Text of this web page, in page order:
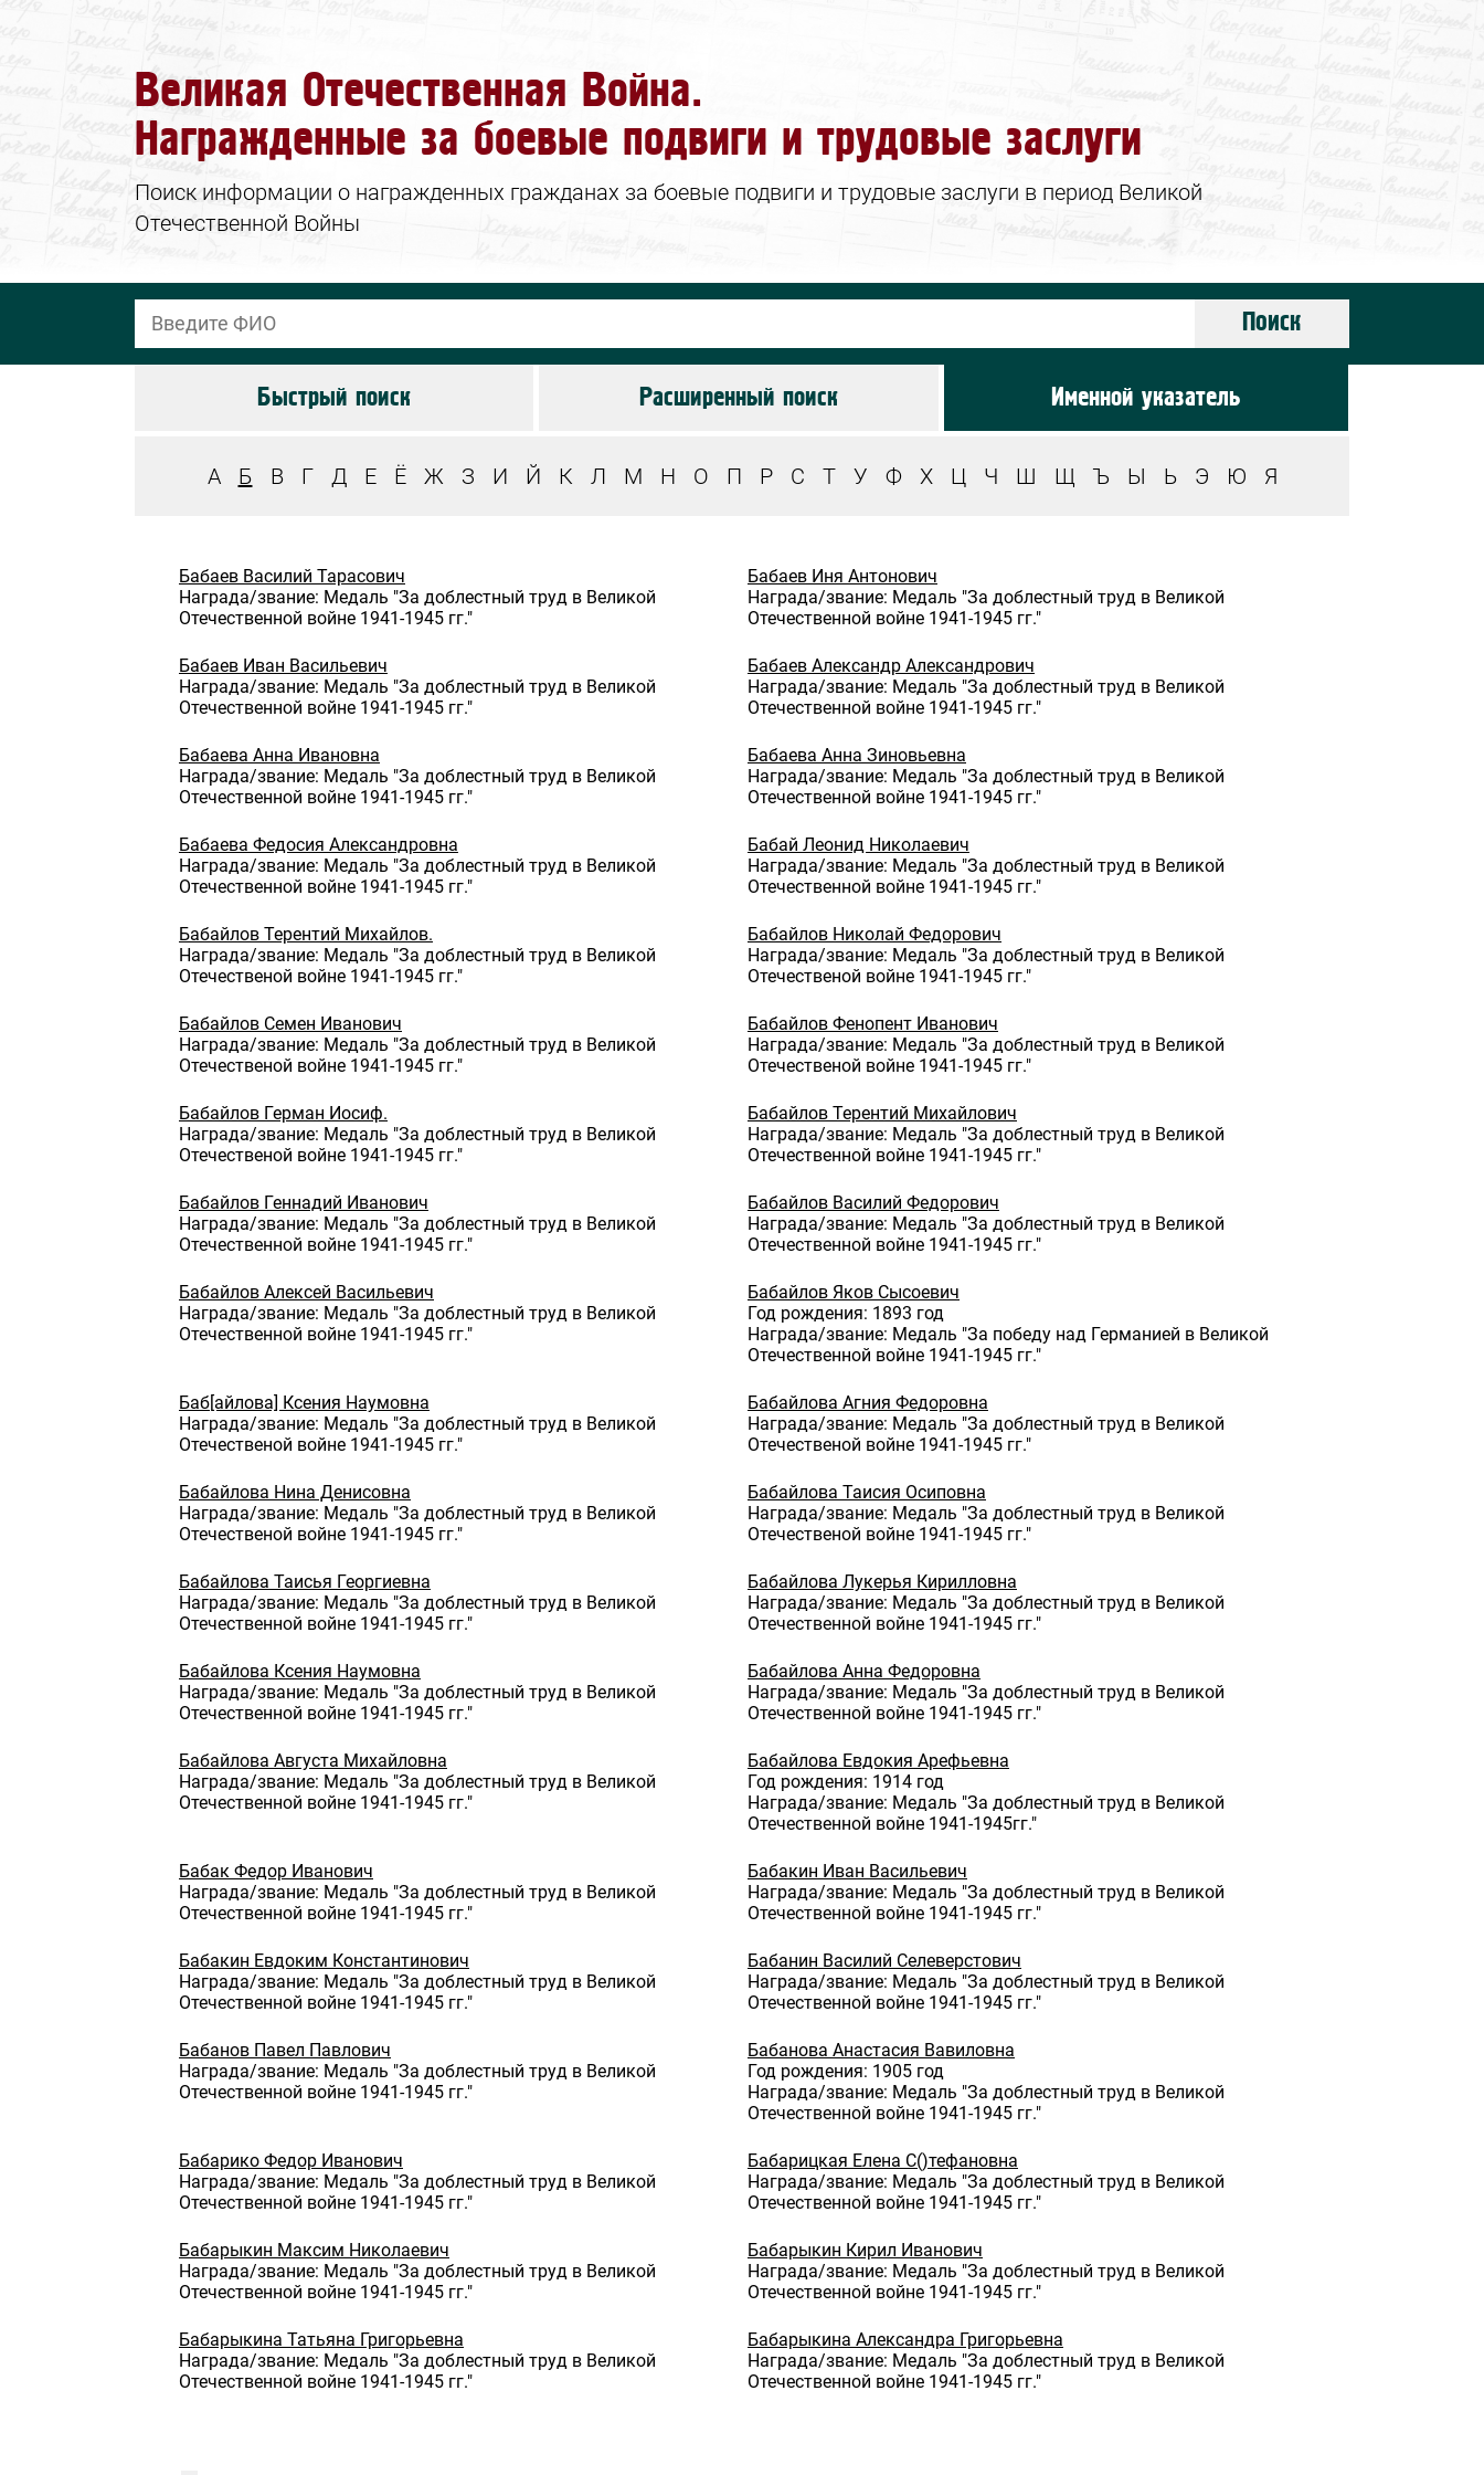
Великая Отечественная Война.
Награжденные за боевые подвиги и трудовые заслуги
Поиск информации о награжденных гражданах за боевые подвиги и трудовые заслуги в период Великой
Отечественной Войны
Поиск
Быстрый поиск Расширенный поиск Именной указатель
А Б В Г Д Е Ё Ж З И Й К Л М Н О П Р С Т У Ф Х Ц Ч Ш Щ Ъ Ы Ь Э Ю Я
Бабаев Василий Тарасович
Награда/звание: Медаль "За доблестный труд в Великой
Отечественной войне 1941-1945 гг."
Бабаев Иня Антонович
Награда/звание: Медаль "За доблестный труд в Великой
Отечественной войне 1941-1945 гг."
Бабаев Иван Васильевич
Награда/звание: Медаль "За доблестный труд в Великой
Отечественной войне 1941-1945 гг."
Бабаев Александр Александрович
Награда/звание: Медаль "За доблестный труд в Великой
Отечественной войне 1941-1945 гг."
Бабаева Анна Ивановна
Награда/звание: Медаль "За доблестный труд в Великой
Отечественной войне 1941-1945 гг."
Бабаева Анна Зиновьевна
Награда/звание: Медаль "За доблестный труд в Великой
Отечественной войне 1941-1945 гг."
Бабаева Федосия Александровна
Награда/звание: Медаль "За доблестный труд в Великой
Отечественной войне 1941-1945 гг."
Бабай Леонид Николаевич
Награда/звание: Медаль "За доблестный труд в Великой
Отечественной войне 1941-1945 гг."
Бабайлов Терентий Михайлов.
Награда/звание: Медаль "За доблестный труд в Великой
Отечественой войне 1941-1945 гг."
Бабайлов Николай Федорович
Награда/звание: Медаль "За доблестный труд в Великой
Отечественой войне 1941-1945 гг."
Бабайлов Семен Иванович
Награда/звание: Медаль "За доблестный труд в Великой
Отечественой войне 1941-1945 гг."
Бабайлов Фенопент Иванович
Награда/звание: Медаль "За доблестный труд в Великой
Отечественой войне 1941-1945 гг."
Бабайлов Герман Иосиф.
Награда/звание: Медаль "За доблестный труд в Великой
Отечественой войне 1941-1945 гг."
Бабайлов Терентий Михайлович
Награда/звание: Медаль "За доблестный труд в Великой
Отечественной войне 1941-1945 гг."
Бабайлов Геннадий Иванович
Награда/звание: Медаль "За доблестный труд в Великой
Отечественной войне 1941-1945 гг."
Бабайлов Василий Федорович
Награда/звание: Медаль "За доблестный труд в Великой
Отечественной войне 1941-1945 гг."
Бабайлов Алексей Васильевич
Награда/звание: Медаль "За доблестный труд в Великой
Отечественной войне 1941-1945 гг."
Бабайлов Яков Сысоевич
Год рождения: 1893 год
Награда/звание: Медаль "За победу над Германией в Великой
Отечественной войне 1941-1945 гг."
Баб[айлова] Ксения Наумовна
Награда/звание: Медаль "За доблестный труд в Великой
Отечественой войне 1941-1945 гг."
Бабайлова Агния Федоровна
Награда/звание: Медаль "За доблестный труд в Великой
Отечественой войне 1941-1945 гг."
Бабайлова Нина Денисовна
Награда/звание: Медаль "За доблестный труд в Великой
Отечественой войне 1941-1945 гг."
Бабайлова Таисия Осиповна
Награда/звание: Медаль "За доблестный труд в Великой
Отечественой войне 1941-1945 гг."
Бабайлова Таисья Георгиевна
Награда/звание: Медаль "За доблестный труд в Великой
Отечественной войне 1941-1945 гг."
Бабайлова Лукерья Кирилловна
Награда/звание: Медаль "За доблестный труд в Великой
Отечественной войне 1941-1945 гг."
Бабайлова Ксения Наумовна
Награда/звание: Медаль "За доблестный труд в Великой
Отечественной войне 1941-1945 гг."
Бабайлова Анна Федоровна
Награда/звание: Медаль "За доблестный труд в Великой
Отечественной войне 1941-1945 гг."
Бабайлова Августа Михайловна
Награда/звание: Медаль "За доблестный труд в Великой
Отечественной войне 1941-1945 гг."
Бабайлова Евдокия Арефьевна
Год рождения: 1914 год
Награда/звание: Медаль "За доблестный труд в Великой
Отечественной войне 1941-1945гг."
Бабак Федор Иванович
Награда/звание: Медаль "За доблестный труд в Великой
Отечественной войне 1941-1945 гг."
Бабакин Иван Васильевич
Награда/звание: Медаль "За доблестный труд в Великой
Отечественной войне 1941-1945 гг."
Бабакин Евдоким Константинович
Награда/звание: Медаль "За доблестный труд в Великой
Отечественной войне 1941-1945 гг."
Бабанин Василий Селеверстович
Награда/звание: Медаль "За доблестный труд в Великой
Отечественной войне 1941-1945 гг."
Бабанов Павел Павлович
Награда/звание: Медаль "За доблестный труд в Великой
Отечественной войне 1941-1945 гг."
Бабанова Анастасия Вавиловна
Год рождения: 1905 год
Награда/звание: Медаль "За доблестный труд в Великой
Отечественной войне 1941-1945 гг."
Бабарико Федор Иванович
Награда/звание: Медаль "За доблестный труд в Великой
Отечественной войне 1941-1945 гг."
Бабарицкая Елена С()тефановна
Награда/звание: Медаль "За доблестный труд в Великой
Отечественной войне 1941-1945 гг."
Бабарыкин Максим Николаевич
Награда/звание: Медаль "За доблестный труд в Великой
Отечественной войне 1941-1945 гг."
Бабарыкин Кирил Иванович
Награда/звание: Медаль "За доблестный труд в Великой
Отечественной войне 1941-1945 гг."
Бабарыкина Татьяна Григорьевна
Награда/звание: Медаль "За доблестный труд в Великой
Отечественной войне 1941-1945 гг."
Бабарыкина Александра Григорьевна
Награда/звание: Медаль "За доблестный труд в Великой
Отечественной войне 1941-1945 гг."